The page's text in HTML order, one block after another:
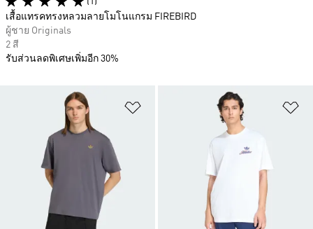
เพิ่มไปยังรายการสินค้าโปรด
เสื้อแทรคทรงหลวมลายโมโนแกรม FIREBIRD
ผู้ชาย Originals
2 สี
รับส่วนลดพิเศษเพิ่มอีก 30%